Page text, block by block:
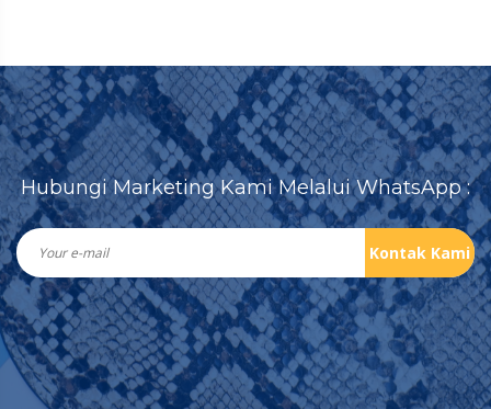
Hubungi Marketing Kami Melalui WhatsApp :
Kontak Kami